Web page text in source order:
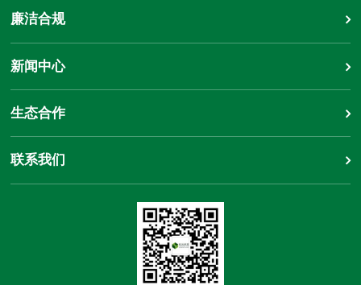
廉洁合规
新闻中心
生态合作
联系我们